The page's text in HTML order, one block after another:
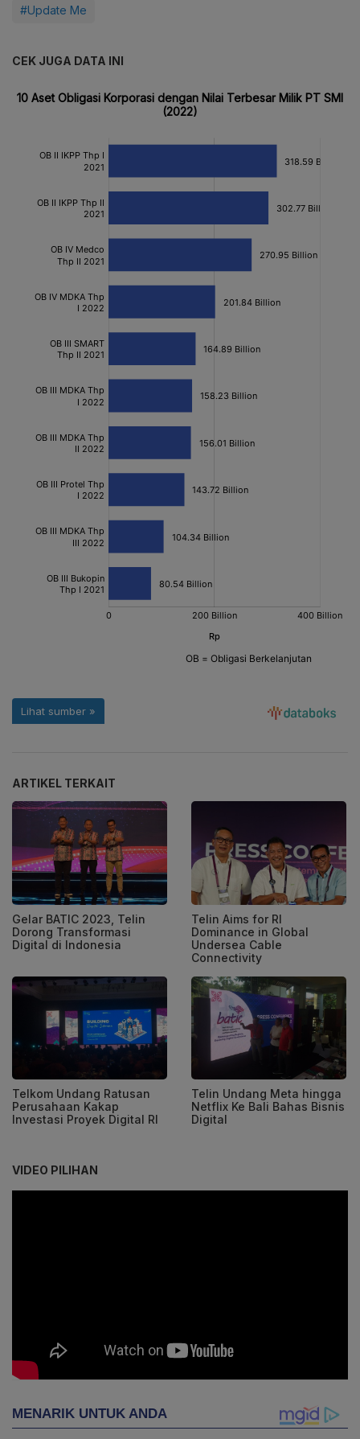
#Update Me
CEK JUGA DATA INI
ARTIKEL TERKAIT
Gelar BATIC 2023, Telin
Dorong Transformasi
Digital di Indonesia
Telin Aims for RI
Dominance in Global
Undersea Cable
Connectivity
Telkom Undang Ratusan
Perusahaan Kakap
Investasi Proyek Digital RI
Telin Undang Meta hingga
Netflix Ke Bali Bahas Bisnis
Digital
VIDEO PILIHAN